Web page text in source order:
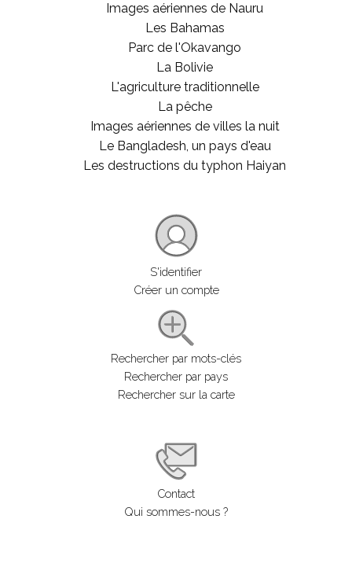
Images aériennes de Nauru
Les Bahamas
Parc de l'Okavango
La Bolivie
L'agriculture traditionnelle
La pêche
Images aériennes de villes la nuit
Le Bangladesh, un pays d'eau
Les destructions du typhon Haiyan
S'identifier
Créer un compte
Rechercher par mots-clés
Rechercher par pays
Rechercher sur la carte
Contact
Qui sommes-nous ?